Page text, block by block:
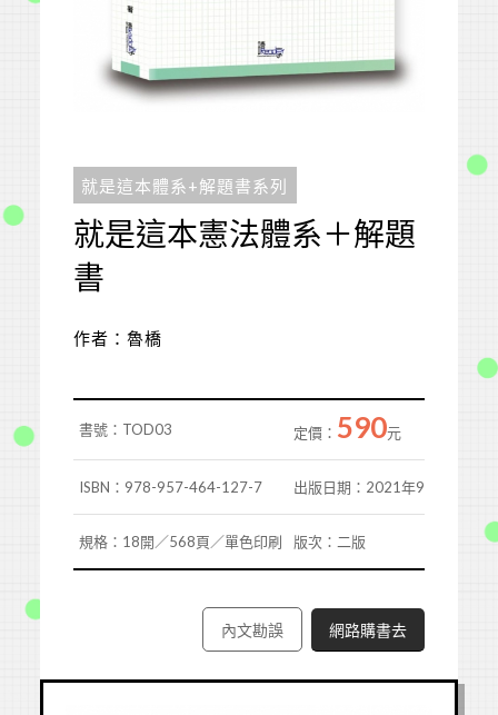
就是這本體系+解題書系列
就是這本憲法體系＋解題
書
作者：魯橋
書號：TOD03 定價： 590元
ISBN：978-957-464-127-7 出版日期：2021年9月
規格：18開／568頁／單色印刷 版次：二版
內文勘誤 網路購書去